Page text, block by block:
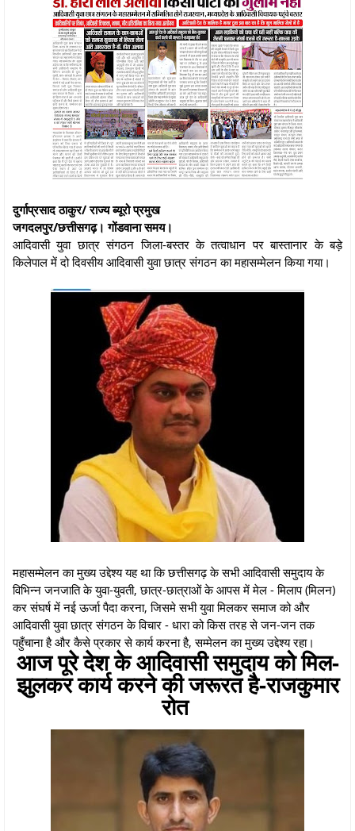
दुर्गाप्रसाद ठाकुर/ राज्य ब्यूरो प्रमुख
जगदलपुर/छत्तीसगढ़। गोंडवाना समय।
आदिवासी युवा छात्र संगठन जिला-बस्तर के तत्वाधान पर बास्तानार के बड़े
किलेपाल में दो दिवसीय आदिवासी युवा छात्र संगठन का महासम्मेलन किया गया।
महासम्मेलन का मुख्य उद्देश्य यह था कि छत्तीसगढ़ के सभी आदिवासी समुदाय के
विभिन्न जनजाति के युवा-युवती, छात्र-छात्राओं के आपस में मेल - मिलाप (मिलन)
कर संघर्ष में नई ऊर्जा पैदा करना, जिसमे सभी युवा मिलकर समाज को और
आदिवासी युवा छात्र संगठन के विचार - धारा को किस तरह से जन-जन तक
पहुँचाना है और कैसे प्रकार से कार्य करना है, सम्मेलन का मुख्य उद्देश्य रहा।
आज पूरे देश के आदिवासी समुदाय को मिल-
झुलकर कार्य करने की जरूरत है-राजकुमार
रोत